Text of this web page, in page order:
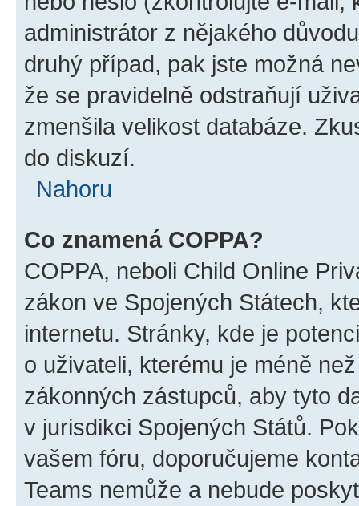
administrátor z nějakého
druhý případ, pak jste možná
že se pravidelně odstraňují
zmenšila velikost databáze.
do diskuzí.
Nahoru
Co znamená COPPA?
COPPA, neboli Child Online
zákon ve Spojených Státech,
internetu. Stránky, kde je
o uživateli, kterému je méně
zákonných zástupců, aby tyto
v jurisdikci Spojených Států.
vašem fóru, doporučujeme
Teams nemůže a nebude